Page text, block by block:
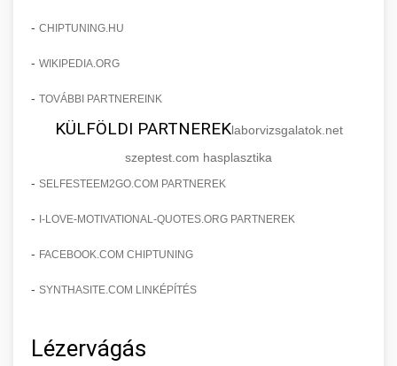
- CHIPTUNING.HU
- WIKIPEDIA.ORG
- TOVÁBBI PARTNEREINK
KÜLFÖLDI PARTNEREKlaborvizsgalatok.net
szeptest.com hasplasztika
- SELFESTEEM2GO.COM PARTNEREK
- I-LOVE-MOTIVATIONAL-QUOTES.ORG PARTNEREK
- FACEBOOK.COM CHIPTUNING
- SYNTHASITE.COM LINKÉPÍTÉS
Lézervágás